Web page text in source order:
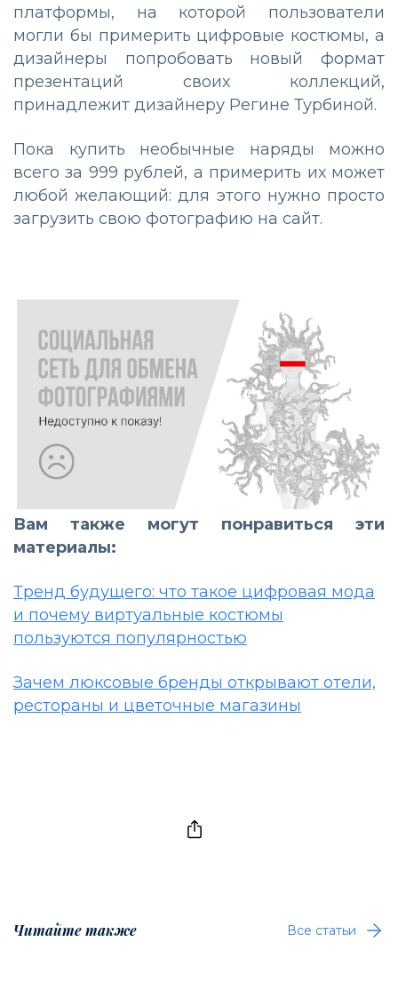
платформы, на которой пользователи
могли бы примерить цифровые костюмы, а
дизайнеры попробовать новый формат
презентаций своих коллекций,
принадлежит дизайнеру Регине Турбиной.
Пока купить необычные наряды можно
всего за 999 рублей, а примерить их может
любой желающий: для этого нужно просто
загрузить свою фотографию на сайт.
Вам также могут понравиться эти
материалы:
Тренд будущего: что такое цифровая мода
и почему виртуальные костюмы
пользуются популярностью
Зачем люксовые бренды открывают отели,
рестораны и цветочные магазины
Читайте также Все статьи